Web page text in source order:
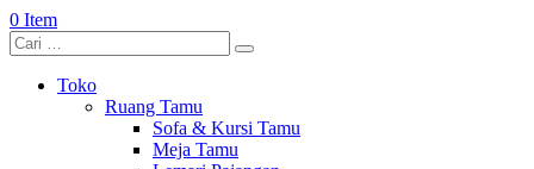
0 Item
Toko
Ruang Tamu
Sofa & Kursi Tamu
Meja Tamu